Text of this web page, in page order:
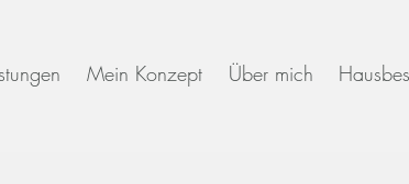
Mein Konzept Über mich